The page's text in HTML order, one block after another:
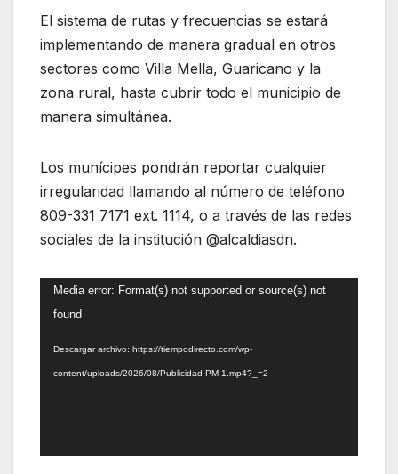
El sistema de rutas y frecuencias se estará
implementando de manera gradual en otros
sectores como Villa Mella, Guaricano y la
zona rural, hasta cubrir todo el municipio de
manera simultánea.
Los munícipes pondrán reportar cualquier
irregularidad llamando al número de teléfono
809-331 7171 ext. 1114, o a través de las redes
sociales de la institución @alcaldiasdn.
Reproductor
de
Media error: Format(s) not supported or source(s) not
found
Descargar archivo: https://tiempodirecto.com/wp-
content/uploads/2026/08/Publicidad-PM-1.mp4?_=2